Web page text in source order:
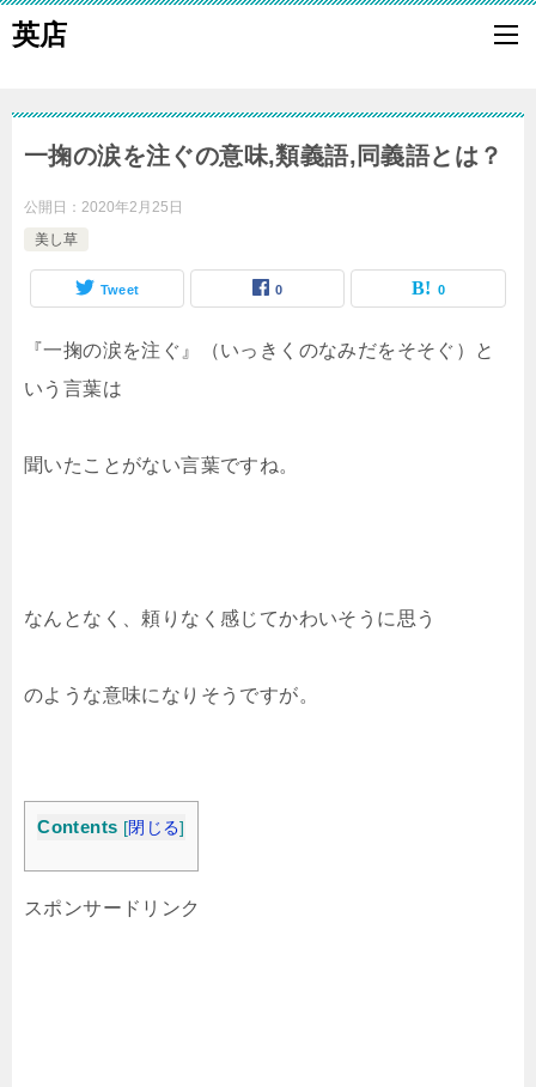
英店
一掬の涙を注ぐの意味,類義語,同義語とは？
公開日： 2020年2月25日
美し草
Tweet 0 0
『一掬の涙を注ぐ』（いっきくのなみだをそそぐ）と
いう言葉は
聞いたことがない言葉ですね。
なんとなく、頼りなく感じてかわいそうに思う
のような意味になりそうですが。
Contents [閉じる]
スポンサードリンク